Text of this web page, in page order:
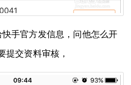
手官方发信息，问他怎么开
提交资料审核，